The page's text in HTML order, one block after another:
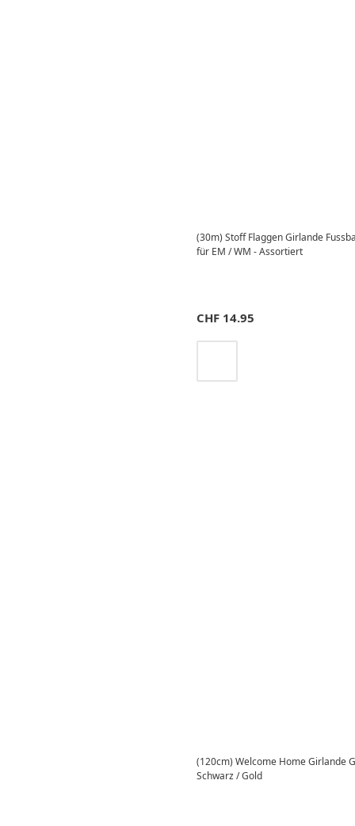
(30m) Stoff Flaggen Girlande
für EM / WM - Assortiert
CHF 14.95
(120cm) Welcome Home Girlande
Schwarz / Gold